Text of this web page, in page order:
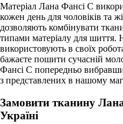
Матеріал Лана Фансі С
кожен день для чоловіків та
дозволяють комбінувати
типами матеріалу для шиття.
використовують в своїх
бажаєте пошити сучасній
Фансі С попередньо
з представлених в нашому
Замовити тканину
Україні